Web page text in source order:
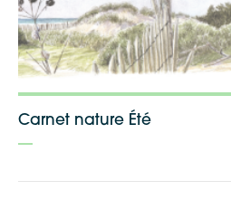
Carnet nature ÉtéShareThis is disabled.
Google Maps
Apple Plans